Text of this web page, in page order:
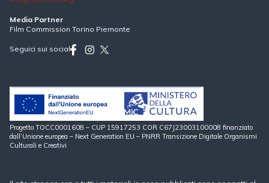
Media Partner
Film Commission Torino Piemonte
Seguici sui social
Progetto TOCC0001608 – CUP 15917253 COR C67J23003100008 finanziato
dall’Unione europea – Next Generation EU – PNRR Transizione Digitale Organismi
Culturali e Creativi